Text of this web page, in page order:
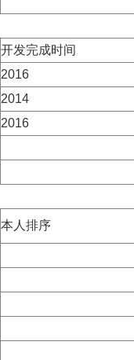
开发完成时间
2016
2014
2016
本人排序